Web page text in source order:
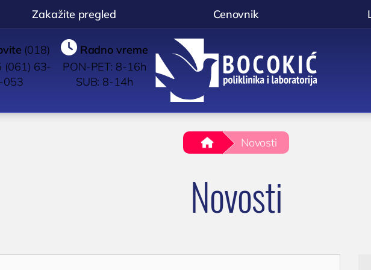
Zakažite pregled Cenovnik
(018)
(061) 63-
053
 Radno vreme
PON-PET: 8-16h
SUB: 8-14h
OPŠTA I INTERNA MEDICINA
OPŠTA MEDICINA
KARDIOLOGIJA
Kliknite za poziv
Novosti
Novosti